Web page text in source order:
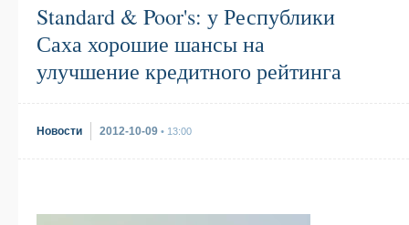
Standard & Poor's: у Республики
Саха хорошие шансы на
улучшение кредитного рейтинга
Новости 2012-10-09 • 13:00